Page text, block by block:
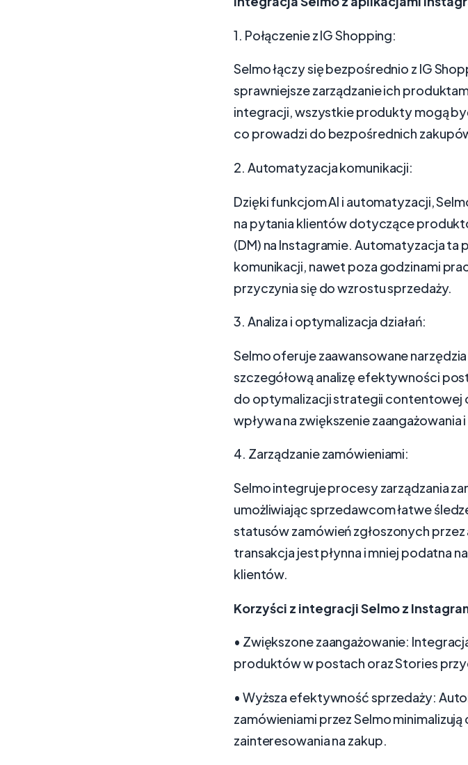
1. Połączenie z IG Shopping:
Selmo łączy się bezpośrednio z IG
sprawniejsze zarządzanie ich
integracji, wszystkie produkty mogą
co prowadzi do bezpośrednich
2. Automatyzacja komunikacji:
Dzięki funkcjom AI i automatyzacji,
na pytania klientów dotyczące
(DM) na Instagramie. Automatyzacja ta
komunikacji, nawet poza godzinami
przyczynia się do wzrostu sprzedaży.
3. Analiza i optymalizacja działań:
Selmo oferuje zaawansowane
szczegółową analizę efektywności
do optymalizacji strategii contentowej
wpływa na zwiększenie zaangażowania
4. Zarządzanie zamówieniami:
Selmo integruje procesy zarządzania
umożliwiając sprzedawcom łatwe
statusów zamówień zgłoszonych przez
transakcja jest płynna i mniej podatna
klientów.
Korzyści z integracji Selmo z
• Zwiększone zaangażowanie:
produktów w postach oraz Stories
• Wyższa efektywność sprzedaży:
zamówieniami przez Selmo
zainteresowania na zakup.